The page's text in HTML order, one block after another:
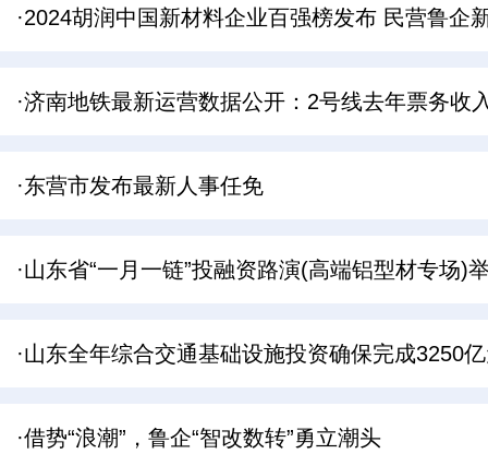
·2024胡润中国新材料企业百强榜发布 民营鲁企
·济南地铁最新运营数据公开：2号线去年票务收
·东营市发布最新人事任免
·山东省“一月一链”投融资路演(高端铝型材专场)
·山东全年综合交通基础设施投资确保完成3250
·借势“浪潮”，鲁企“智改数转”勇立潮头